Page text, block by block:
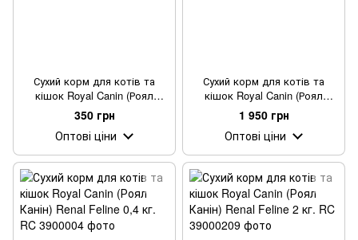
Сухий корм для котів та
кішок Royal Canin (Роял
Канін) Hypoallergenic Feline 0,4
кг.
350 грн
Оптові ціни
Сухий корм для котів та
кішок Royal Canin (Роял
Канін) Hypoallergenic Feline 2,5
кг.
1 950 грн
Оптові ціни